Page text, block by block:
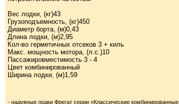
Вес лодки, (кг)43
Грузоподъемность, (кг)450
Диаметр борта, (м)0,43
Длина лодки, (м)2,95
Кол-во герметичных отсеков 3 + киль
Макс. мощность мотора, (л.с.)10
Пассажировместимость 3 - 4
Цвет комбинированный
Ширина лодки, (м)1,59
- надувные лодки Фрегат серии «Классические